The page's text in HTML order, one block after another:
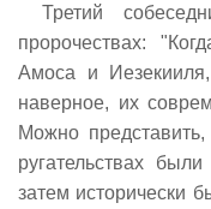
Третий
пророчествах:
Амоса и
наверное, их
Можно представить,
ругательствах
затем исторически